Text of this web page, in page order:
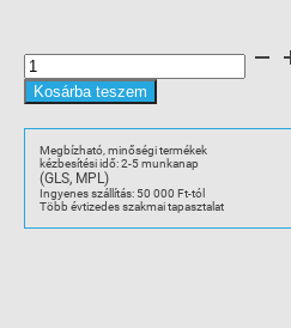
42GTP-
9001
1.52
Fotóelektr.
10-
VDC,
mennyiség
Kosárba teszem
Megbízható, minőségi termékek
kézbesítési idő: 2-5 munkanap
(GLS, MPL)
Ingyenes szállítás: 50 000 Ft-tól
Több évtizedes szakmai tapasztalat